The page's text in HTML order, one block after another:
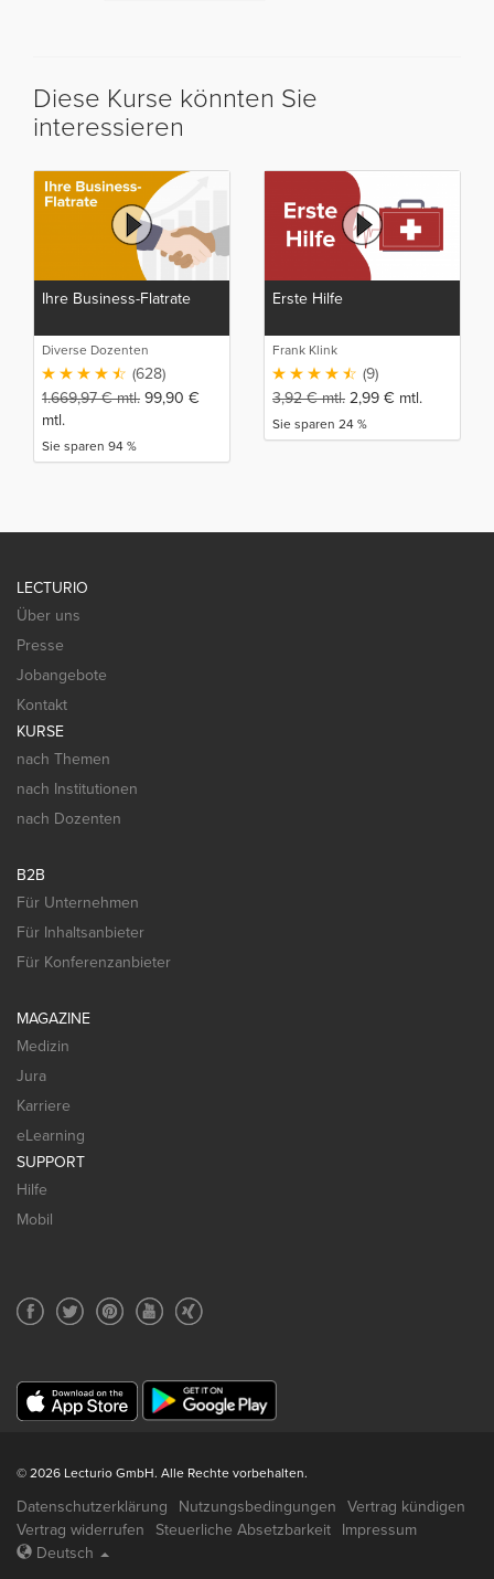
Diese Kurse könnten Sie
interessieren
Ihre Business-Flatrate
Diverse Dozenten
(628)
1.669,97€mtl. 99,90 €
mtl.
Sie sparen 94 %
Erste Hilfe
Frank Klink
(9)
3,92€mtl. 2,99 € mtl.
Sie sparen 24 %
LECTURIO
Über uns
Presse
Jobangebote
Kontakt
KURSE
nach Themen
nach Institutionen
nach Dozenten
B2B
Für Unternehmen
Für Inhaltsanbieter
Für Konferenzanbieter
MAGAZINE
Medizin
Jura
Karriere
eLearning
SUPPORT
Hilfe
Mobil
© 2026 Lecturio GmbH. Alle Rechte vorbehalten.
Datenschutzerklärung Nutzungsbedingungen
Vertrag kündigen
Vertrag widerrufen
Steuerliche Absetzbarkeit
Impressum
Deutsch